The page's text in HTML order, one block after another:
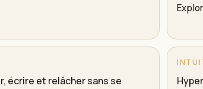
écrire et relâcher sans se